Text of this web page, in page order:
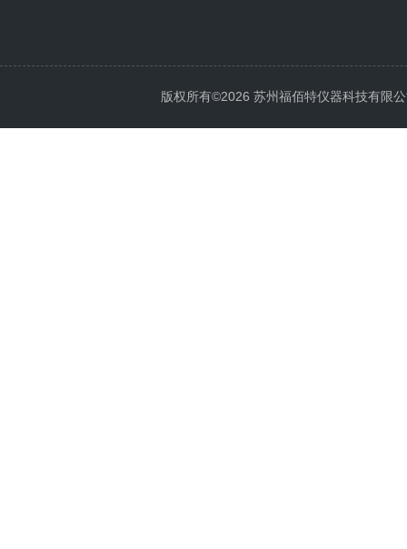
版权所有©2026 苏州福佰特仪器科技有限